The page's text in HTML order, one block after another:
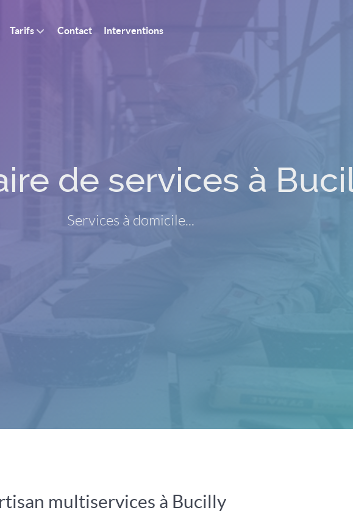
Tarifs Contact Interventions
de services à
Services à domicile...
multiservices à Bucilly